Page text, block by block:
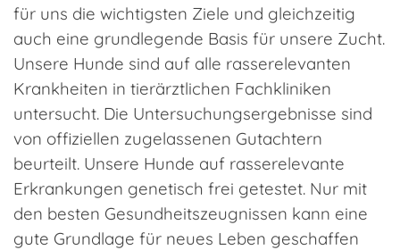
für uns die wichtigsten Ziele und gleichzeitig
auch eine grundlegende Basis für unsere Zucht.
Unsere Hunde sind auf alle rasserelevanten
Krankheiten in tierärztlichen Fachkliniken
untersucht. Die Untersuchungsergebnisse sind
von offiziellen zugelassenen Gutachtern
beurteilt. Unsere Hunde auf rasserelevante
Erkrankungen genetisch frei getestet. Nur mit
den besten Gesundheitszeugnissen kann eine
gute Grundlage für neues Leben geschaffen